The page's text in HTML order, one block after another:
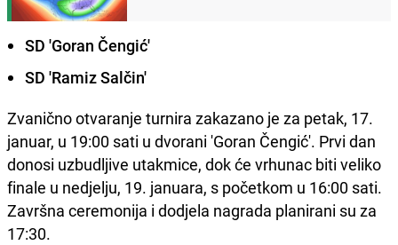
SD 'Goran Čengić'
SD 'Ramiz Salčin'
Zvanično otvaranje turnira zakazano je za petak, 17.
januar, u 19:00 sati u dvorani 'Goran Čengić'. Prvi dan
donosi uzbudljive utakmice, dok će vrhunac biti veliko
finale u nedjelju, 19. januara, s početkom u 16:00 sati.
Završna ceremonija i dodjela nagrada planirani su za
17:30.